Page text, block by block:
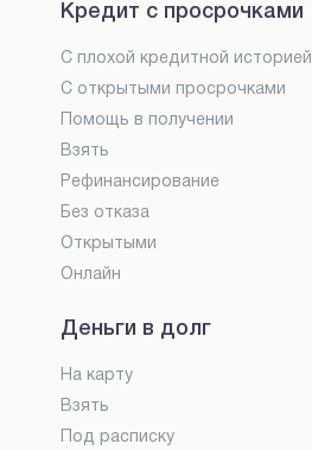
Кредит с просрочками
С плохой кредитной историей
С открытыми просрочками
Помощь в получении
Взять
Рефинансирование
Без отказа
Открытыми
Онлайн
Деньги в долг
На карту
Взять
Под расписку